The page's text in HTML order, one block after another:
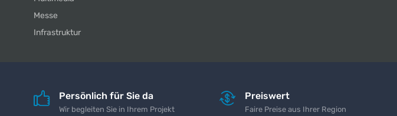
Messe
Infrastruktur
Persönlich für Sie da
Wir begleiten Sie in Ihrem Projekt
Preiswert
Faire Preise aus Ihrer Region